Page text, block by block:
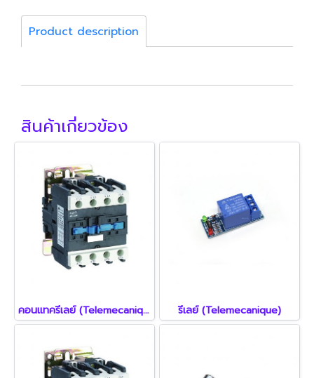
Product description
สินค้าเกี่ยวข้อง
คอนแทครีเลย์ (Telemecanique) รีเลย์ (Telemecanique)